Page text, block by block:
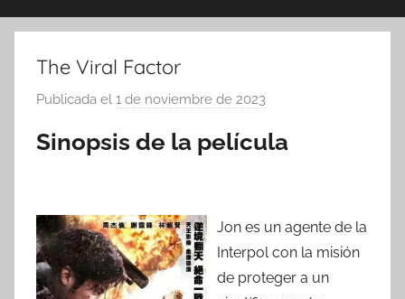
The Viral Factor
Publicada el 1 de noviembre de 2023
r
Sinopsis de la película
Jon es un agente de la
Interpol con la misión
de proteger a un